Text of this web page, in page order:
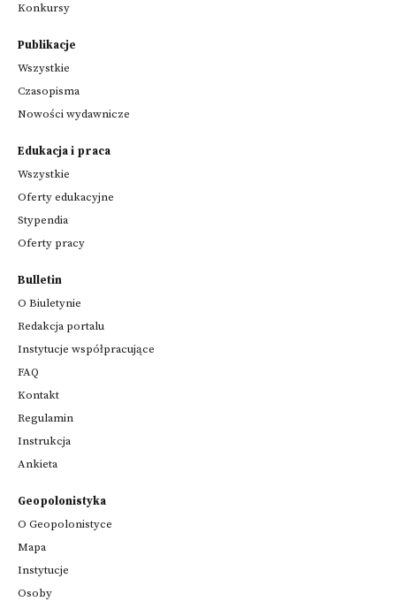
Konkursy
Publikacje
Wszystkie
Czasopisma
Nowości wydawnicze
Edukacja i praca
Wszystkie
Oferty edukacyjne
Stypendia
Oferty pracy
Bulletin
O Biuletynie
Redakcja portalu
Instytucje współpracujące
FAQ
Kontakt
Regulamin
Instrukcja
Ankieta
Geopolonistyka
O Geopolonistyce
Mapa
Instytucje
Osoby